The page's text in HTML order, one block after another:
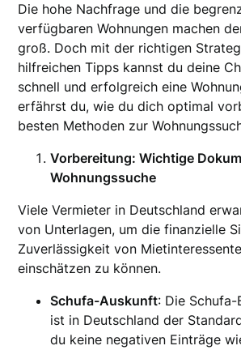
Die hohe Nachfrage und die
verfügbaren Wohnungen machen
groß. Doch mit der richtigen
hilfreichen Tipps kannst du deine
schnell und erfolgreich eine
erfährst du, wie du dich optimal
besten Methoden zur
Vorbereitung: Wichtige
Wohnungssuche
Viele Vermieter in Deutschland
von Unterlagen, um die finanzielle
Zuverlässigkeit von
einschätzen zu können.
Schufa-Auskunft: Die
ist in Deutschland der
du keine negativen Einträge